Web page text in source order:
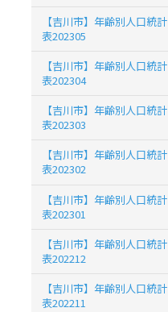
【吉川市】年齢別人口統計
表202305
【吉川市】年齢別人口統計
表202304
【吉川市】年齢別人口統計
表202303
【吉川市】年齢別人口統計
表202302
【吉川市】年齢別人口統計
表202301
【吉川市】年齢別人口統計
表202212
【吉川市】年齢別人口統計
表202211